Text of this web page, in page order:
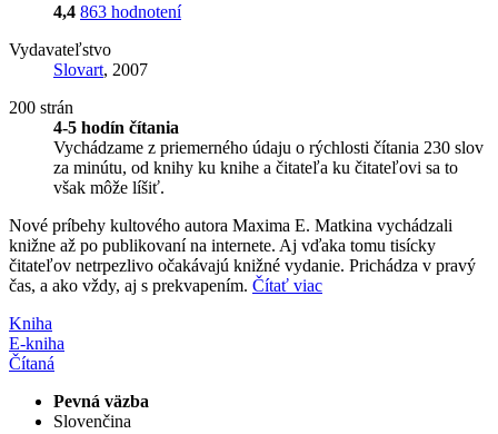
4,4 863 hodnotení
Vydavateľstvo
Slovart, 2007
200 strán
4-5 hodín čítania
Vychádzame z priemerného údaju o rýchlosti čítania 230 slov
za minútu, od knihy ku knihe a čitateľa ku čitateľovi sa to
však môže líšiť.
Nové príbehy kultového autora Maxima E. Matkina vychádzali
knižne až po publikovaní na internete. Aj vďaka tomu tisícky
čitateľov netrpezlivo očakávajú knižné vydanie. Prichádza v pravý
čas, a ako vždy, aj s prekvapením. Čítať viac
Kniha
E-kniha
Čítaná
Pevná väzba
Slovenčina